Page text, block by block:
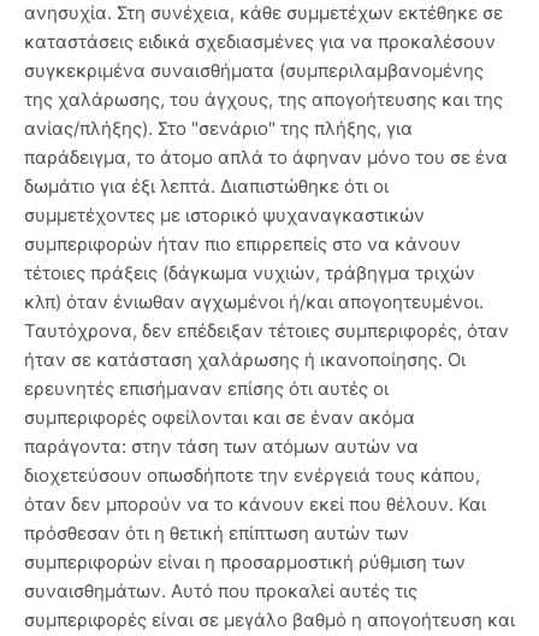
ανησυχία. Στη συνέχεια, κάθε συμμετέχων εκτέθηκε σε
καταστάσεις ειδικά σχεδιασμένες για να προκαλέσουν
συγκεκριμένα συναισθήματα (συμπεριλαμβανομένης
της χαλάρωσης, του άγχους, της απογοήτευσης και της
ανίας/πλήξης). Στο "σενάριο" της πλήξης, για
παράδειγμα, το άτομο απλά το άφηναν μόνο του σε ένα
δωμάτιο για έξι λεπτά. Διαπιστώθηκε ότι οι
συμμετέχοντες με ιστορικό ψυχαναγκαστικών
συμπεριφορών ήταν πιο επιρρεπείς στο να κάνουν
τέτοιες πράξεις (δάγκωμα νυχιών, τράβηγμα τριχών
κλπ) όταν ένιωθαν αγχωμένοι ή/και απογοητευμένοι.
Ταυτόχρονα, δεν επέδειξαν τέτοιες συμπεριφορές, όταν
ήταν σε κατάσταση χαλάρωσης ή ικανοποίησης. Οι
ερευνητές επισήμαναν επίσης ότι αυτές οι
συμπεριφορές οφείλονται και σε έναν ακόμα
παράγοντα: στην τάση των ατόμων αυτών να
διοχετεύσουν οπωσδήποτε την ενέργειά τους κάπου,
όταν δεν μπορούν να το κάνουν εκεί που θέλουν. Και
πρόσθεσαν ότι η θετική επίπτωση αυτών των
συμπεριφορών είναι η προσαρμοστική ρύθμιση των
συναισθημάτων. Αυτό που προκαλεί αυτές τις
συμπεριφορές είναι σε μεγάλο βαθμό η απογοήτευση και